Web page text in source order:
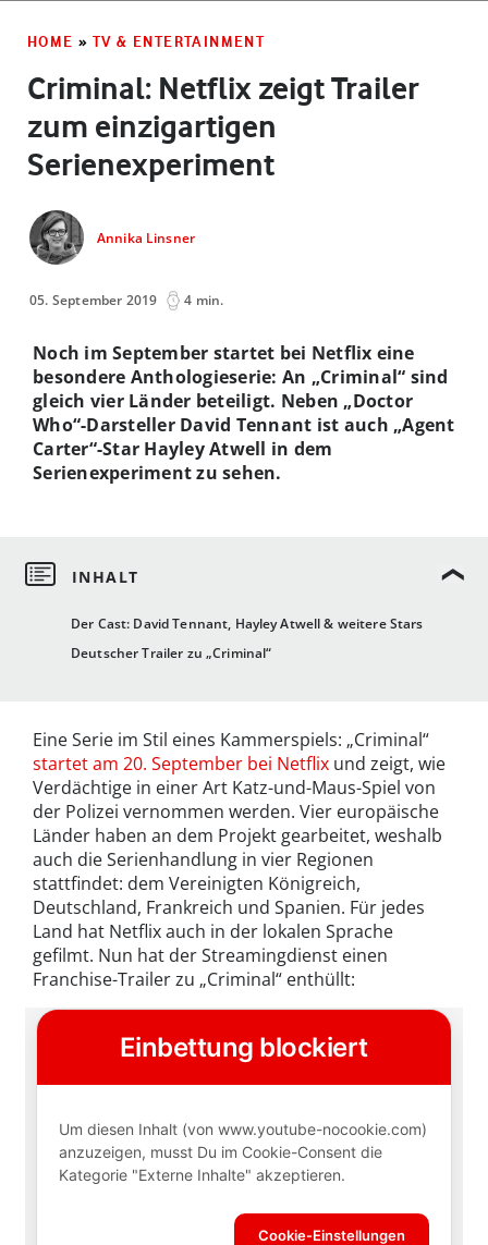
HOME » TV & ENTERTAINMENT
Criminal: Netflix zeigt Trailer
zum einzigartigen
Serienexperiment
Annika Linsner
05. September 2019 4 min.
Der Cast: David Tennant, Hayley Atwell & weitere Stars
Deutscher Trailer zu „Criminal“
Noch im September startet bei Netflix eine
besondere Anthologieserie: An „Criminal“ sind
gleich vier Länder beteiligt. Neben „Doctor
Who“-Darsteller David Tennant ist auch „Agent
Carter“-Star Hayley Atwell in dem
Serienexperiment zu sehen.
Eine Serie im Stil eines Kammerspiels: „Criminal“
startet am 20. September bei Netflix und zeigt, wie
Verdächtige in einer Art Katz-und-Maus-Spiel von
der Polizei vernommen werden. Vier europäische
Länder haben an dem Projekt gearbeitet, weshalb
auch die Serienhandlung in vier Regionen
stattfindet: dem Vereinigten Königreich,
Deutschland, Frankreich und Spanien. Für jedes
Land hat Netflix auch in der lokalen Sprache
gefilmt. Nun hat der Streamingdienst einen
Franchise-Trailer zu „Criminal“ enthüllt: